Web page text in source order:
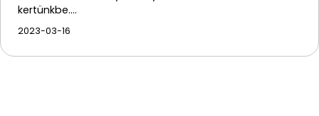
kertünkbe.…
2023-03-16